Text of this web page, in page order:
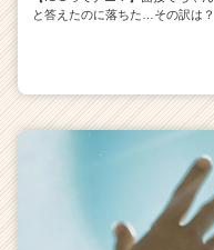
と答えたのに落ちた…その訳は？